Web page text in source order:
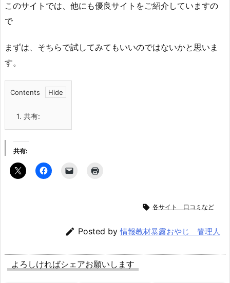
このサイトでは、他にも優良サイトをご紹介していますの
で
まずは、そちらで試してみてもいいのではないかと思いま
す。
Contents
1. 共有:
共有:
 各サイト 口コミなど
 Posted by情報教材暴露おやじ 管理人
よろしければシェアお願いします